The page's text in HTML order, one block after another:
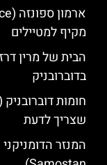
מקיף למטיילים
בדוברובניק
שצריך לדעת